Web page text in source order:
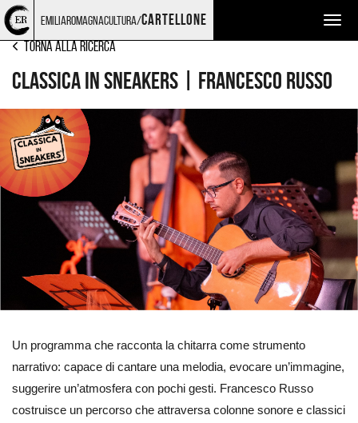
Torna
alla
home
Cerca
nel
sito
Salta
ai
contenuti
Salta
al
menu
emiliaromagnacultura/cartellone
MUSICA
Torna alla ricerca
Classica in Sneakers | Francesco Russo
Un programma che racconta la chitarra come strumento
narrativo: capace di cantare una melodia, evocare un’immagine,
suggerire un’atmosfera con pochi gesti. Francesco Russo
costruisce un percorso che attraversa colonne sonore e classici